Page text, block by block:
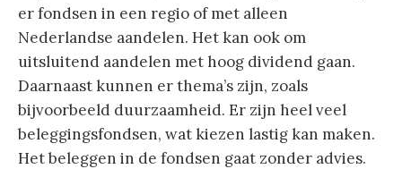
er fondsen in een regio of met alleen
Nederlandse aandelen. Het kan ook om
uitsluitend aandelen met hoog dividend gaan.
Daarnaast kunnen er thema’s zijn, zoals
bijvoorbeeld duurzaamheid. Er zijn heel veel
beleggingsfondsen, wat kiezen lastig kan maken.
Het beleggen in de fondsen gaat zonder advies.